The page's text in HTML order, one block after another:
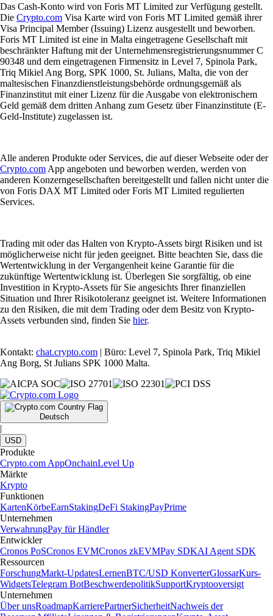
Das Cash-Konto wird von Foris MT Limited zur Verfügung gestellt.
Die Crypto.com Visa Karte wird von Foris MT Limited gemäß ihrer
Visa Principal Member (Issuing) Lizenz ausgestellt und beworben.
Foris MT Limited ist eine in Malta eingetragene Gesellschaft mit
beschränkter Haftung mit der Unternehmensregistrierungsnummer C
90348 und dem eingetragenen Firmensitz in Level 7, Spinola Park,
Triq Mikiel Ang Borg, SPK 1000, St. Julians, Malta, die von der
maltesischen Finanzdienstleistungsbehörde ordnungsgemäß als
Finanzinstitut mit einer Lizenz für die Ausgabe von elektronischem
Geld gemäß dem dritten Anhang zum Gesetz über Finanzinstitute (E-
Geld-Institute) zugelassen ist.
Alle anderen Produkte oder Services, die auf dieser Webseite oder der
Crypto.com App angeboten und beworben werden, werden von
anderen Konzerngesellschaften bereitgestellt und fallen nicht unter die
von Foris DAX MT Limited oder Foris MT Limited regulierten
Services.
Trading mit oder das Halten von Krypto-Assets birgt Risiken und ist
möglicherweise nicht für jeden geeignet. Bitte beachten Sie, dass die
Wertentwicklung in der Vergangenheit keine Garantie für die
zukünftige Wertentwicklung ist. Überlegen Sie sorgfältig, ob eine
Investition in Krypto-Assets für Sie angesichts Ihrer finanziellen
Situation und Ihrer Risikotoleranz geeignet ist. Weitere Informationen
zu den Risiken, die mit dem Trading oder dem Besitz von Krypto-
Assets verbunden sind, finden Sie hier.
Kontakt: chat.crypto.com | Büro: Level 7, Spinola Park, Triq Mikiel
Ang Borg, St Julians SPK 1000 Malta.
Deutsch
|
USD
Produkte
Crypto.com AppOnchainLevel Up
Märkte
Krypto
Funktionen
KartenKörbeEarnStakingDeFi StakingPayPrime
Unternehmen
VerwahrungPay für Händler
Entwickler
Cronos PoSCronos EVMCronos zkEVMPay SDKAI Agent SDK
Ressourcen
ForschungMarkt-UpdatesLernenBTC/USD KonverterGlossarKurs-
WidgetsTelegram BotBeschwerdepolitikSupportKryptooversigt
Unternehmen
Über unsRoadmapKarrierePartnerSicherheitNachweis der